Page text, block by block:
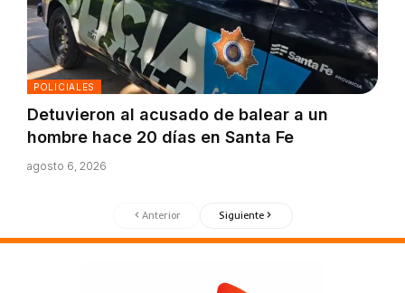
POLICIALES
Detuvieron al acusado de balear a un
hombre hace 20 días en Santa Fe
agosto 6, 2026
Anterior Siguiente